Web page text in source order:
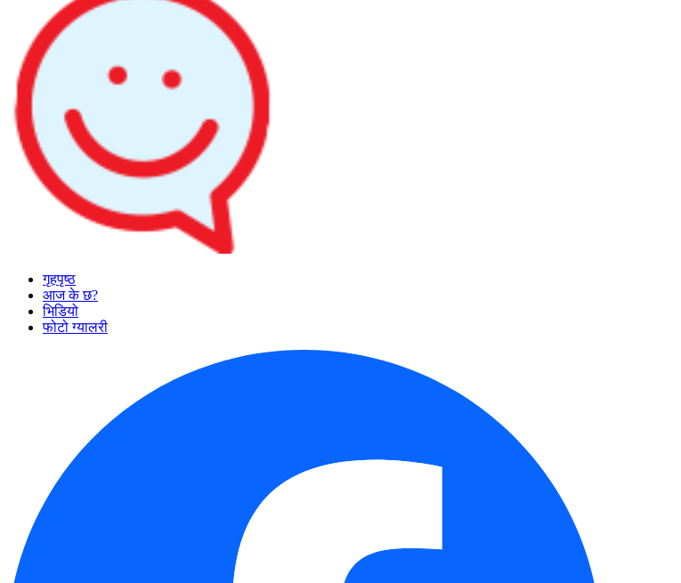
गृहपृष्ठ
आज के छ?
भिडियो
फोटो ग्यालरी